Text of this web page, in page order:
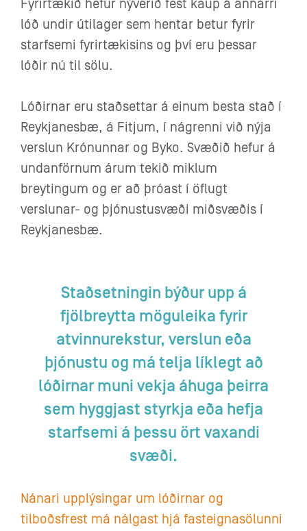
Fyrirtækið hefur nýverið fest kaup á annarri
lóð undir útilager sem hentar betur fyrir
starfsemi fyrirtækisins og því eru þessar
lóðir nú til sölu.
Lóðirnar eru staðsettar á einum besta stað í
Reykjanesbæ, á Fitjum, í nágrenni við nýja
verslun Krónunnar og Byko. Svæðið hefur á
undanförnum árum tekið miklum
breytingum og er að þróast í öflugt
verslunar- og þjónustusvæði miðsvæðis í
Reykjanesbæ.
Staðsetningin býður upp á
fjölbreytta möguleika fyrir
atvinnurekstur, verslun eða
þjónustu og má telja líklegt að
lóðirnar muni vekja áhuga þeirra
sem hyggjast styrkja eða hefja
starfsemi á þessu ört vaxandi
svæði.
Nánari upplýsingar um lóðirnar og
tilboðsfrest má nálgast hjá fasteignasölunni